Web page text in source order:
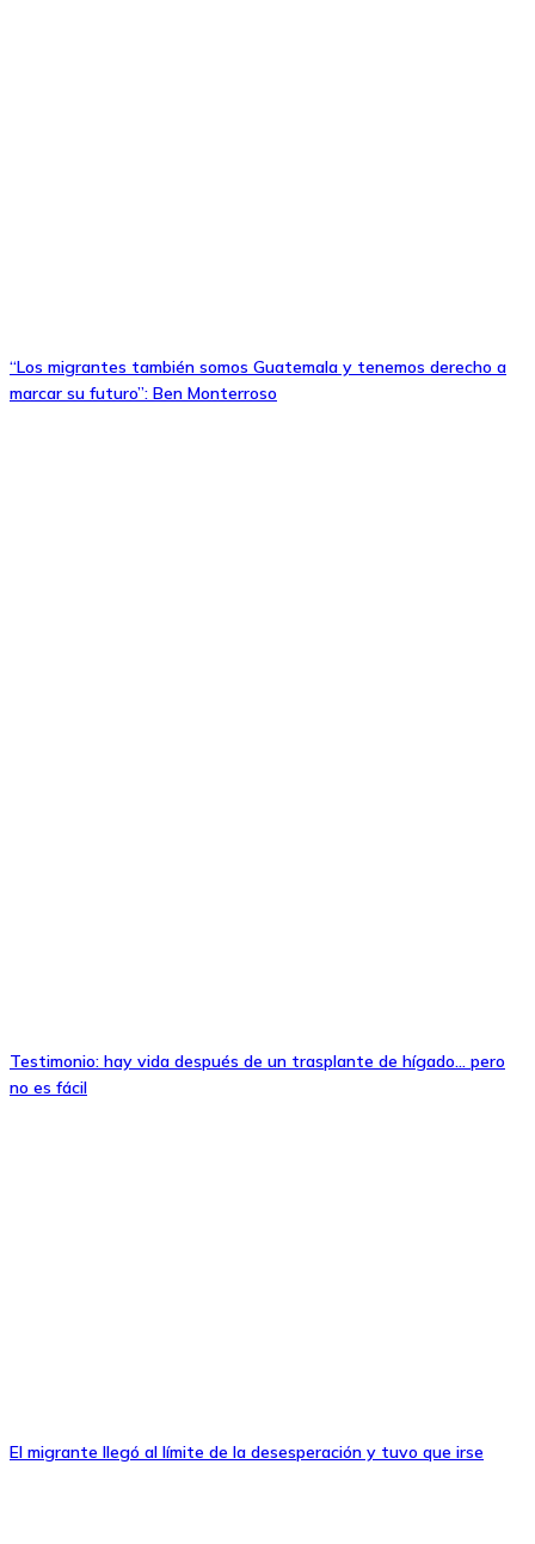
“Los migrantes también somos Guatemala y tenemos derecho a
marcar su futuro”: Ben Monterroso
Testimonio: hay vida después de un trasplante de hígado… pero
no es fácil
El migrante llegó al límite de la desesperación y tuvo que irse